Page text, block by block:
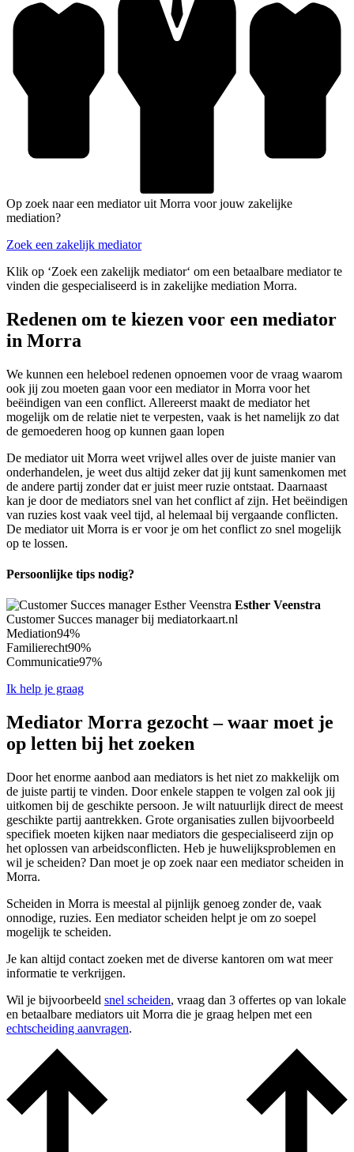
Op zoek naar een mediator uit Morra voor jouw zakelijke
mediation?
Zoek een zakelijk mediator
Klik op ‘Zoek een zakelijk mediator‘ om een betaalbare mediator te
vinden die gespecialiseerd is in zakelijke mediation Morra.
Redenen om te kiezen voor een mediator
in Morra
We kunnen een heleboel redenen opnoemen voor de vraag waarom
ook jij zou moeten gaan voor een mediator in Morra voor het
beëindigen van een conflict. Allereerst maakt de mediator het
mogelijk om de relatie niet te verpesten, vaak is het namelijk zo dat
de gemoederen hoog op kunnen gaan lopen
De mediator uit Morra weet vrijwel alles over de juiste manier van
onderhandelen, je weet dus altijd zeker dat jij kunt samenkomen met
de andere partij zonder dat er juist meer ruzie ontstaat. Daarnaast
kan je door de mediators snel van het conflict af zijn. Het beëindigen
van ruzies kost vaak veel tijd, al helemaal bij vergaande conflicten.
De mediator uit Morra is er voor je om het conflict zo snel mogelijk
op te lossen.
Persoonlijke tips nodig?
Esther Veenstra
Customer Succes manager bij mediatorkaart.nl
Mediation94%
Familierecht90%
Communicatie97%
Ik help je graag
Mediator Morra gezocht – waar moet je
op letten bij het zoeken
Door het enorme aanbod aan mediators is het niet zo makkelijk om
de juiste partij te vinden. Door enkele stappen te volgen zal ook jij
uitkomen bij de geschikte persoon. Je wilt natuurlijk direct de meest
geschikte partij aantrekken. Grote organisaties zullen bijvoorbeeld
specifiek moeten kijken naar mediators die gespecialiseerd zijn op
het oplossen van arbeidsconflicten. Heb je huwelijksproblemen en
wil je scheiden? Dan moet je op zoek naar een mediator scheiden in
Morra.
Scheiden in Morra is meestal al pijnlijk genoeg zonder de, vaak
onnodige, ruzies. Een mediator scheiden helpt je om zo soepel
mogelijk te scheiden.
Je kan altijd contact zoeken met de diverse kantoren om wat meer
informatie te verkrijgen.
Wil je bijvoorbeeld snel scheiden, vraag dan 3 offertes op van lokale
en betaalbare mediators uit Morra die je graag helpen met een
echtscheiding aanvragen.